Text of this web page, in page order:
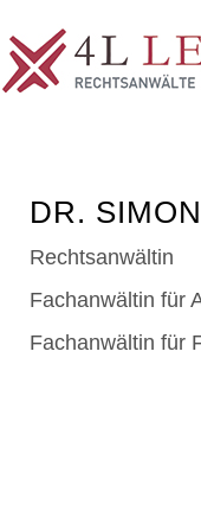
DR.
Rechtsanwältin
Fachanwältin für
Fachanwältin für